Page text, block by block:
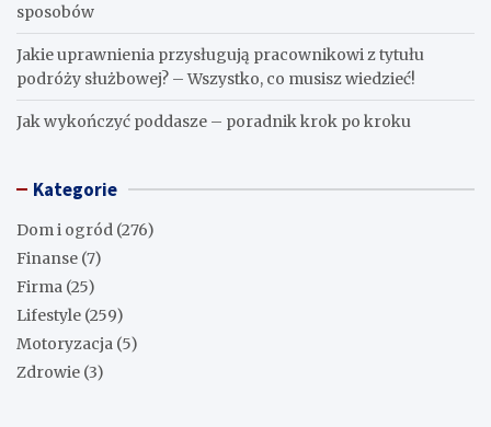
sposobów
Jakie uprawnienia przysługują pracownikowi z tytułu
podróży służbowej? – Wszystko, co musisz wiedzieć!
Jak wykończyć poddasze – poradnik krok po kroku
Kategorie
Dom i ogród (276)
Finanse (7)
Firma (25)
Lifestyle (259)
Motoryzacja (5)
Zdrowie (3)